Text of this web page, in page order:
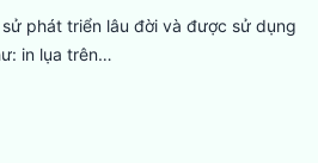
phát triển lâu đời và được sử dụng
in lụa trên…